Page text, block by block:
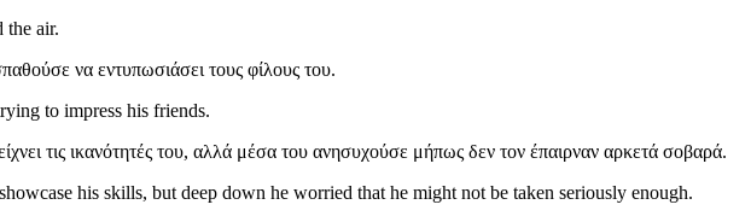
the air.
να εντυπωσιάσει τους φίλους του.
to impress his friends.
τις ικανότητές του, αλλά μέσα του ανησυχούσε μήπως δεν τον έπαιρναν αρκετά σοβαρά.
his skills, but deep down he worried that he might not be taken seriously enough.